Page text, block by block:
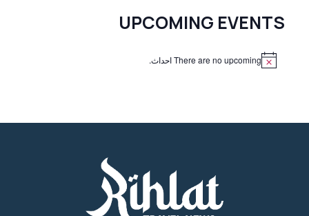
UPCOMING EVENTS
There are no upcoming احداث.